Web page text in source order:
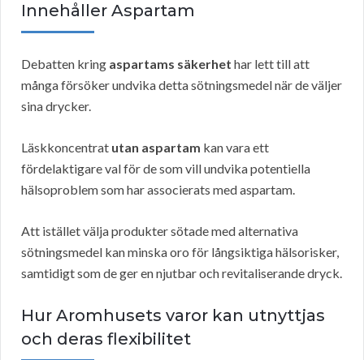
Innehåller Aspartam
Debatten kring aspartams säkerhet har lett till att
många försöker undvika detta sötningsmedel när de väljer
sina drycker.
Läskkoncentrat utan aspartam kan vara ett
fördelaktigare val för de som vill undvika potentiella
hälsoproblem som har associerats med aspartam.
Att istället välja produkter sötade med alternativa
sötningsmedel kan minska oro för långsiktiga hälsorisker,
samtidigt som de ger en njutbar och revitaliserande dryck.
Hur Aromhusets varor kan utnyttjas
och deras flexibilitet